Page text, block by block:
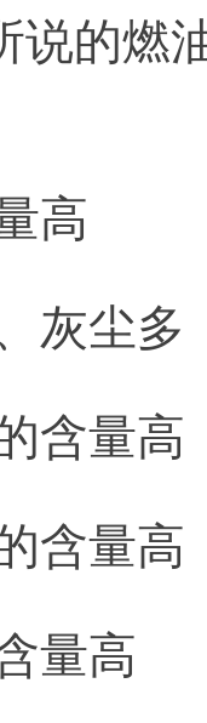
说的燃
高
尘多
量高
量高
量高